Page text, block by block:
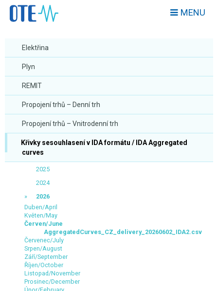
MENU
Elektřina
Plyn
REMIT
Propojení trhů – Denní trh
Propojení trhů – Vnitrodenní trh
Křivky sesouhlasení v IDA formátu / IDA Aggregated
curves
2025
2024
2026
Duben/April
Květen/May
Červen/June
AggregatedCurves_CZ_delivery_20260602_IDA2.csv
Červenec/July
Srpen/August
Září/September
Říjen/October
Listopad/November
Prosinec/December